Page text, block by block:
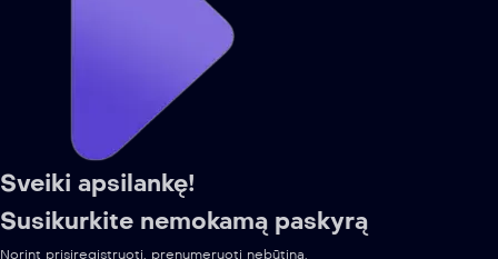
Sveiki apsilankę!
Susikurkite nemokamą paskyrą
Norint prisiregistruoti, prenumeruoti nebūtina.